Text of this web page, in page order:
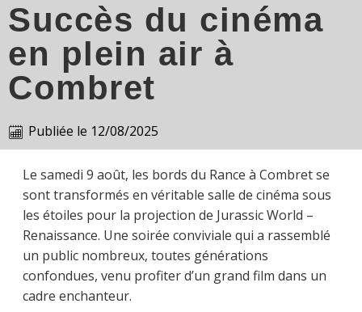
Succès du cinéma
en plein air à
Combret
Publiée le 12/08/2025
Le samedi 9 août, les bords du Rance à Combret se
sont transformés en véritable salle de cinéma sous
les étoiles pour la projection de Jurassic World –
Renaissance. Une soirée conviviale qui a rassemblé
un public nombreux, toutes générations
confondues, venu profiter d’un grand film dans un
cadre enchanteur.